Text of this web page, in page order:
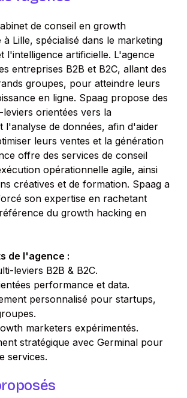
de conseil en growth
à Lille, spécialisé dans le marketing
l'intelligence artificielle. L'agence
entreprises B2B et B2C, allant des
groupes, pour atteindre leurs
en ligne. Spaag propose des
leviers orientées vers la
l'analyse de données, afin d'aider
leurs ventes et la génération
offre des services de conseil
opérationnelle agile, ainsi
créatives et de formation. Spaag a
son expertise en rachetant
du growth hacking en
de l'agence :
leviers B2B & B2C.
performance et data.
personnalisé pour startups,
marketers expérimentés.
stratégique avec Germinal pour
services.